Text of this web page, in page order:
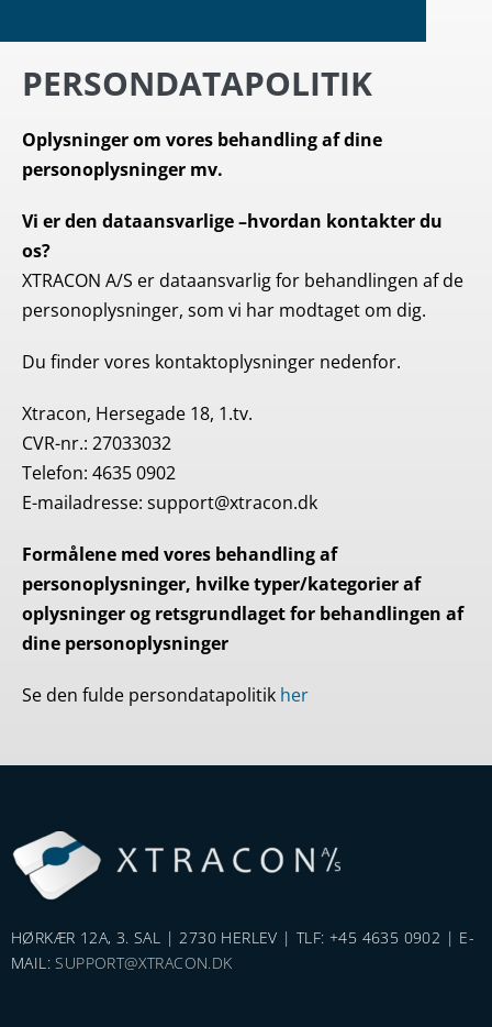
PERSONDATAPOLITIK
Oplysninger om vores behandling af dine
personoplysninger mv.
Vi er den dataansvarlige –hvordan kontakter du
os?
XTRACON A/S er dataansvarlig for behandlingen af de
personoplysninger, som vi har modtaget om dig.
Du finder vores kontaktoplysninger nedenfor.
Xtracon, Hersegade 18, 1.tv.
CVR-nr.: 27033032
Telefon: 4635 0902
E-mailadresse: support@xtracon.dk
Formålene med vores behandling af
personoplysninger, hvilke typer/kategorier af
oplysninger og retsgrundlaget for behandlingen af
dine personoplysninger
Se den fulde persondatapolitik her
HØRKÆR 12A, 3. SAL | 2730 HERLEV | TLF: +45 4635 0902 | E-
MAIL:SUPPORT@XTRACON.DK